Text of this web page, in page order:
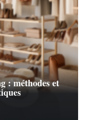
: méthodes et